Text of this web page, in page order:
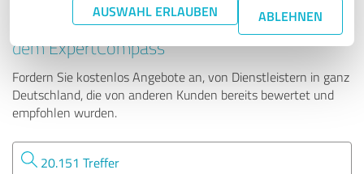
AUSWAHL ERLAUBEN ABLEHNEN
Tipp: Die passenden Experten finden - mit
dem ExpertCompass
Fordern Sie kostenlos Angebote an, von Dienstleistern in ganz
Deutschland, die von anderen Kunden bereits bewertet und
empfohlen wurden.
20.151 Treffer